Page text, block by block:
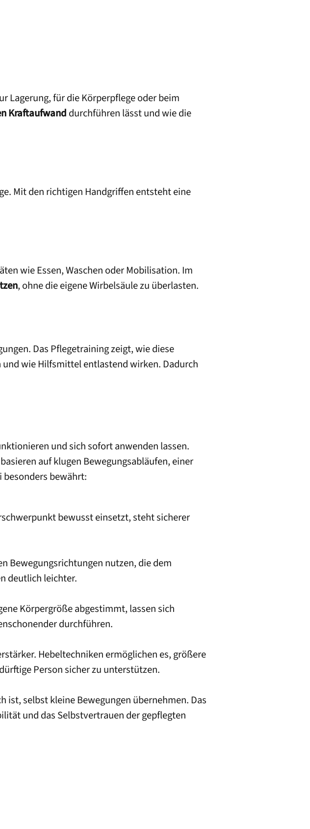
Lagerung, für die Körperpflege oder beim
Kraftaufwand durchführen lässt und wie die
Mit den richtigen Handgriffen entsteht eine
wie Essen, Waschen oder Mobilisation. Im
, ohne die eigene Wirbelsäule zu überlasten.
Das Pflegetraining zeigt, wie diese
wie Hilfsmittel entlastend wirken. Dadurch
und sich sofort anwenden lassen.
auf klugen Bewegungsabläufen, einer
bewährt:
bewusst einsetzt, steht sicherer
Bewegungsrichtungen nutzen, die dem
deutlich leichter.
Körpergröße abgestimmt, lassen sich
durchführen.
Hebeltechniken ermöglichen es, größere
Person sicher zu unterstützen.
ist, selbst kleine Bewegungen übernehmen. Das
und das Selbstvertrauen der gepflegten